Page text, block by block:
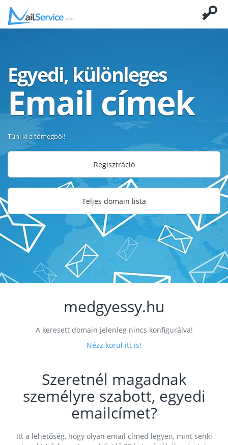
Egyedi, különleges
Email címek
Tűnj ki a tömegből!
Regisztráció
Teljes domain lista
medgyessy.hu
A keresett domain jelenleg nincs konfigurálva!
Nézz körül itt is!
Szeretnél magadnak
személyre szabott, egyedi
emailcímet?
Itt a lehetőség, hogy olyan email címed legyen, mint senki